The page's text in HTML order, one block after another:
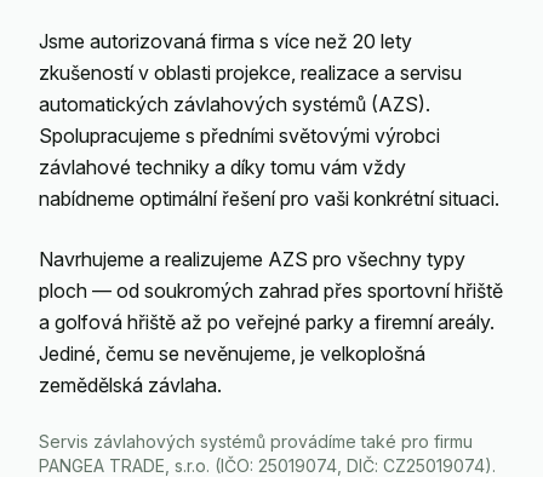
Jsme autorizovaná firma s více než 20 lety
zkušeností v oblasti projekce, realizace a servisu
automatických závlahových systémů (AZS).
Spolupracujeme s předními světovými výrobci
závlahové techniky a díky tomu vám vždy
nabídneme optimální řešení pro vaši konkrétní situaci.
Navrhujeme a realizujeme AZS pro všechny typy
ploch — od soukromých zahrad přes sportovní hřiště
a golfová hřiště až po veřejné parky a firemní areály.
Jediné, čemu se nevěnujeme, je velkoplošná
zemědělská závlaha.
Servis závlahových systémů provádíme také pro firmu
PANGEA TRADE, s.r.o. (IČO: 25019074, DIČ: CZ25019074).